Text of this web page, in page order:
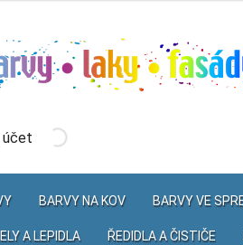
účet
BARVY NA KOV BARVY VE
A LEPIDLA ŘEDIDLA A ČISTIČE